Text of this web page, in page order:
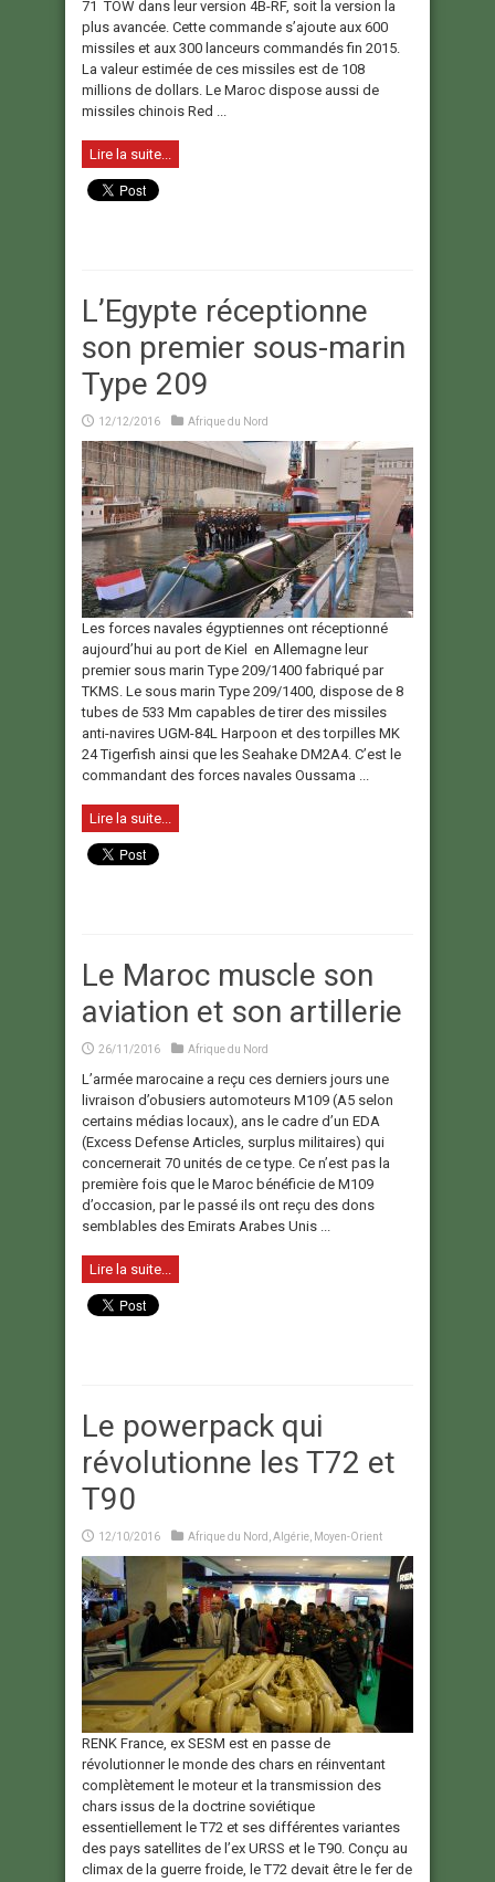
71 TOW dans leur version 4B-RF, soit la version la
plus avancée. Cette commande s’ajoute aux 600
missiles et aux 300 lanceurs commandés fin 2015.
La valeur estimée de ces missiles est de 108
millions de dollars. Le Maroc dispose aussi de
missiles chinois Red ...
Lire la suite...
L’Egypte réceptionne
son premier sous-marin
Type 209
12/12/2016 Afrique du Nord
Les forces navales égyptiennes ont réceptionné
aujourd’hui au port de Kiel en Allemagne leur
premier sous marin Type 209/1400 fabriqué par
TKMS. Le sous marin Type 209/1400, dispose de 8
tubes de 533 Mm capables de tirer des missiles
anti-navires UGM-84L Harpoon et des torpilles MK
24 Tigerfish ainsi que les Seahake DM2A4. C’est le
commandant des forces navales Oussama ...
Lire la suite...
Le Maroc muscle son
aviation et son artillerie
26/11/2016 Afrique du Nord
L’armée marocaine a reçu ces derniers jours une
livraison d’obusiers automoteurs M109 (A5 selon
certains médias locaux), ans le cadre d’un EDA
(Excess Defense Articles, surplus militaires) qui
concernerait 70 unités de ce type. Ce n’est pas la
première fois que le Maroc bénéficie de M109
d’occasion, par le passé ils ont reçu des dons
semblables des Emirats Arabes Unis ...
Lire la suite...
Le powerpack qui
révolutionne les T72 et
T90
12/10/2016 Afrique du Nord Algérie Moyen-Orient
RENK France, ex SESM est en passe de
révolutionner le monde des chars en réinventant
complètement le moteur et la transmission des
chars issus de la doctrine soviétique
essentiellement le T72 et ses différentes variantes
des pays satellites de l’ex URSS et le T90. Conçu au
climax de la guerre froide, le T72 devait être le fer de